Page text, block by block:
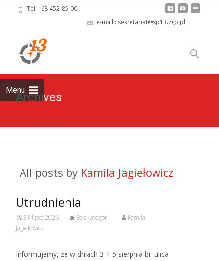
Tel. : 68 452-85-00
e-mail : sekretariat@sp13.zgo.pl
Menu
to
content
Szukaj:
Archives
All posts by Kamila Jagiełowicz
Utrudnienia
31 lipca 2026 Bez kategorii
Kamila
Jagiełowicz
Informujemy, że w dniach 3-4-5 sierpnia br. ulica